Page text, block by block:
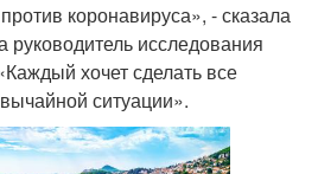
коронавируса», - сказала
руководитель исследования
хочет сделать все
ситуации».